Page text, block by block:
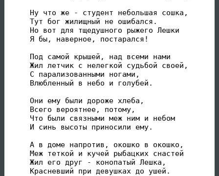
Ну что же - студент небольшая сошка,
Тут бог жилищный не ошибался.
Но вот для тщедушного рыжего Лешки
Я бы, наверное, постарался!
Под самой крышей, над всеми нами
Жил летчик с нелегкой судьбой своей,
С парализованными ногами,
Влюбленный в небо и голубей.
Они ему были дороже хлеба,
Всего вероятнее, потому,
Что были связными меж ним и небом
И синь высоты приносили ему.
А в доме напротив, окошко в окошко,
Меж теткой и кучей рыбацких снастей
Жил его друг - конопатый Лешка,
Красневший при девушках до ушей.